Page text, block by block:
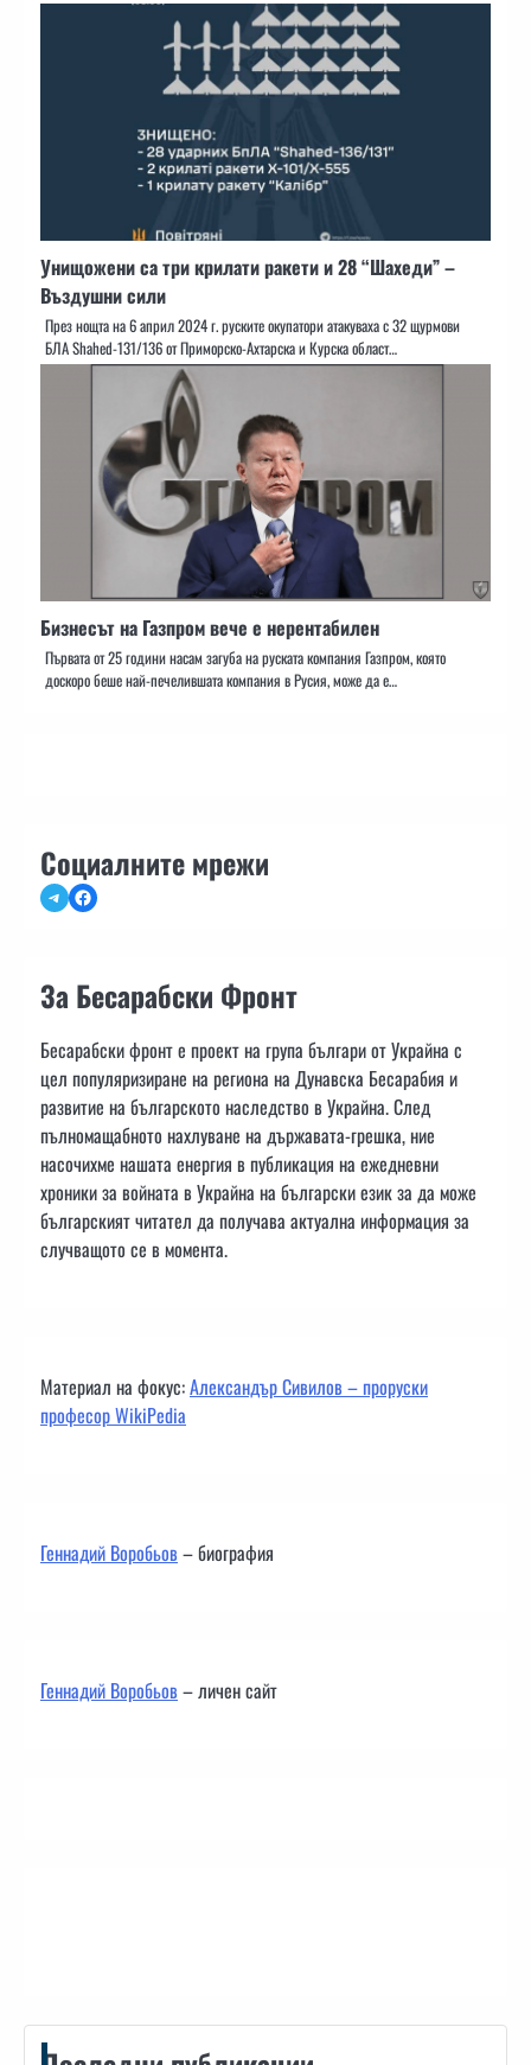
Унищожени са три крилати ракети и 28 “Шахеди” –
Въздушни сили
През нощта на 6 април 2024 г. руските окупатори атакуваха с 32 щурмови
БЛА Shahed-131/136 от Приморско-Ахтарска и Курска област…
Бизнесът на Газпром вече е нерентабилен
Първата от 25 години насам загуба на руската компания Газпром, която
доскоро беше най-печелившата компания в Русия, може да е…
Социалните мрежи
TelegramFacebook
За Бесарабски Фронт
Бесарабски фронт е проект на група българи от Украйна с
цел популяризиране на региона на Дунавска Бесарабия и
развитие на българското наследство в Украйна. След
пълномащабното нахлуване на държавата-грешка, ние
насочихме нашата енергия в публикация на ежедневни
хроники за войната в Украйна на български език за да може
българският читател да получава актуална информация за
случващото се в момента.
Материал на фокус:Александър Сивилов – проруски
професор WikiPedia
Геннадий Воробьов– биография
Геннадий Воробьов– личен сайт